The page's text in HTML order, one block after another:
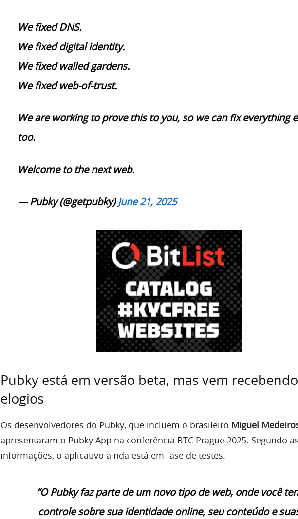
We fixed DNS.
We fixed digital identity.
We fixed walled gardens.
We fixed web-of-trust.
We are working to prove this to you, so we can fix everything
too.
Welcome to the next web.
— Pubky (@getpubky)June 21, 2025
Pubky está em versão beta, mas vem recebendo
elogios
Os desenvolvedores do Pubky, que incluem o brasileiro Miguel
apresentaram o Pubky App na conferência BTC Prague 2025. Segundo
informações, o aplicativo ainda está em fase de testes.
“O Pubky faz parte de um novo tipo de web, onde você
controle sobre sua identidade online, seu conteúdo e